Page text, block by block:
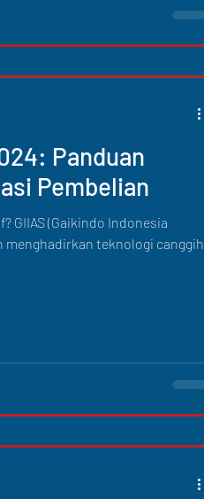
Panduan
Pembelian
GIIAS (Gaikindo Indonesia
menghadirkan teknologi canggih